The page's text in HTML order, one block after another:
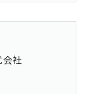
会社